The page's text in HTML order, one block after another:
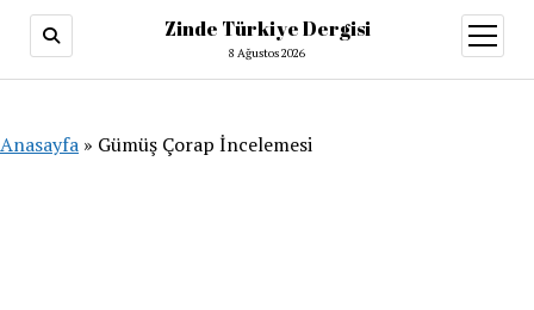
Zinde Türkiye Dergisi
8 Ağustos 2026
aç
Anasayfa » Gümüş Çorap İncelemesi